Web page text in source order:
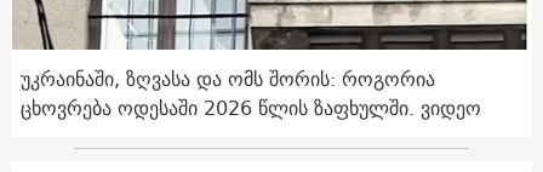
უკრაინაში, ზღვასა და ომს შორის: როგორია
ცხოვრება ოდესაში 2026 წლის ზაფხულში. ვიდეო